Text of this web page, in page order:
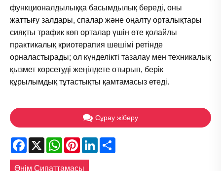
функционалдылыққа басымдылық береді, оны
жаттығу залдары, спалар және оңалту орталықтары
сияқты трафик көп орталар үшін өте қолайлы
практикалық криотерапия шешімі ретінде
орналастырады; ол күнделікті тазалау мен техникалық
қызмет көрсетуді жеңілдете отырып, берік
құрылымдық тұтастықты қамтамасыз етеді.
Сұрау жіберу
Facebook
X WhatsApp
PinterestLinkedIn
Өнім Сипаттамасы